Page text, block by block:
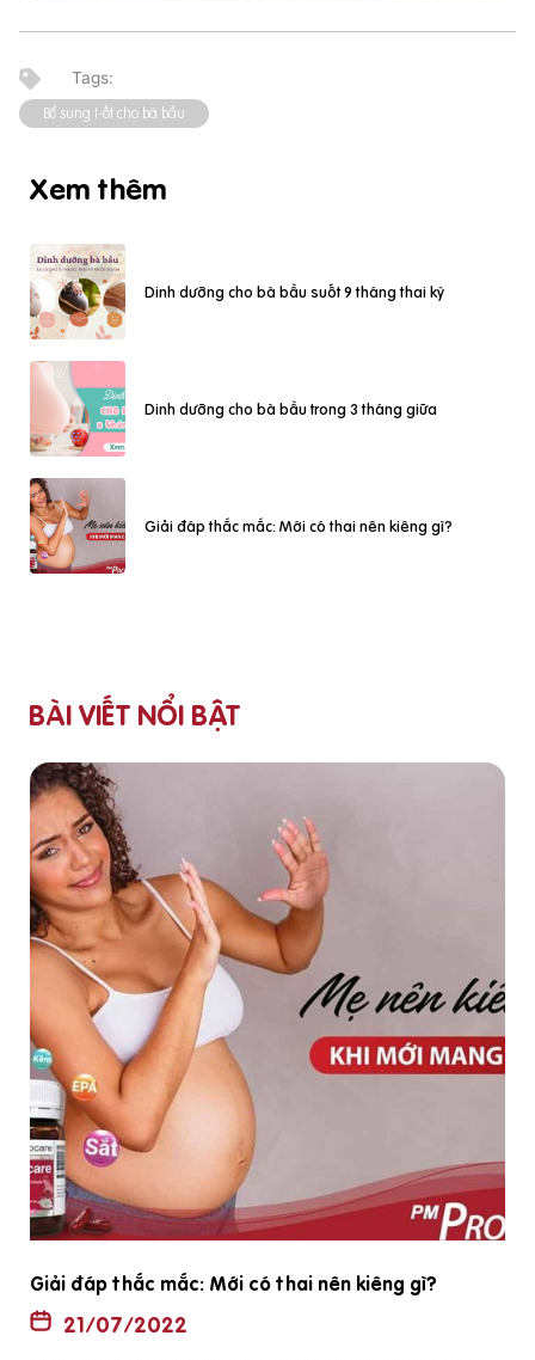
Bổ sung I-ốt cho bà bầu
Xem thêm
Dinh dưỡng cho bà bầu suốt 9 tháng thai kỳ
Dinh dưỡng cho bà bầu trong 3 tháng giữa
Giải đáp thắc mắc: Mới có thai nên kiêng gì?
BÀI VIẾT NỔI BẬT
Giải đáp thắc mắc: Mới có thai nên kiêng gì?
21/07/2022